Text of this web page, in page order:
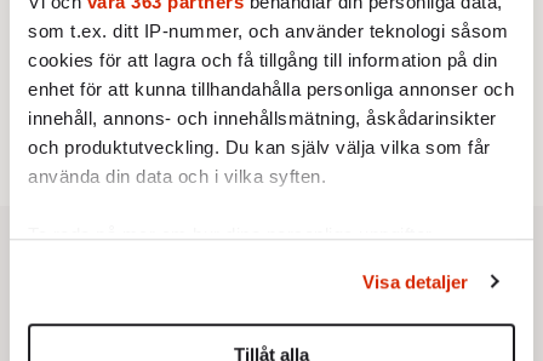
som t.ex. ditt IP-nummer, och använder teknologi såsom
cookies för att lagra och få tillgång till information på din
enhet för att kunna tillhandahålla personliga annonser och
innehåll, annons- och innehållsmätning, åskådarinsikter
och produktutveckling. Du kan själv välja vilka som får
använda din data och i vilka syften.
Ta reda på mer om hur dina personliga uppgifter
Du kan ändra eller dra tillbaka ditt samtycke när som
helst från cookie-förklaringen.
Visa detaljer
Tillåt alla
Johan Hakelius:DN-rubriken visar vad som sägs
mellan raderna
STICKET
5. Johan Romin: Varför ställs aldrig dessa frågor?
STICKET
6.Dan Korn:Quisling, quislingar och sten i glashus